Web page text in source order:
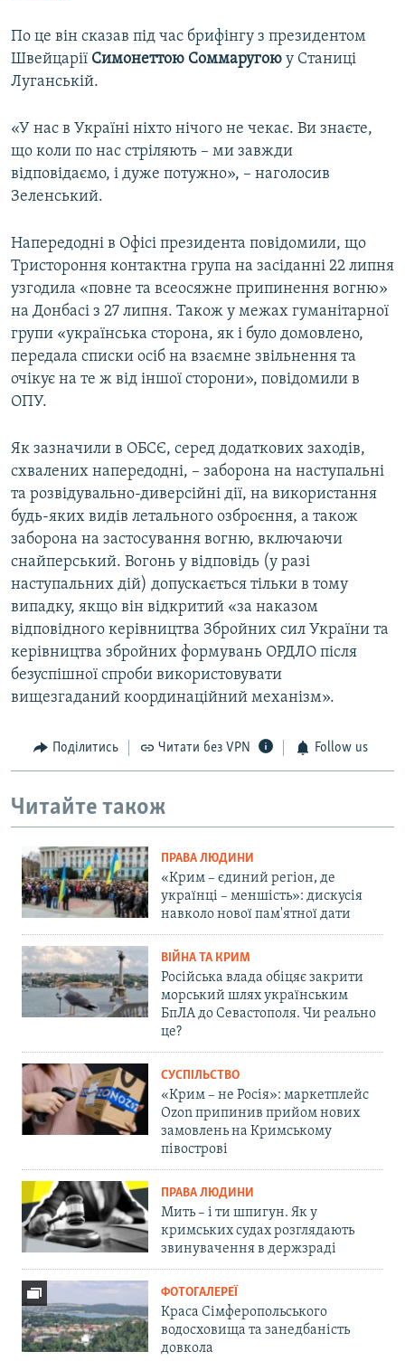
По це він сказав під час брифінгу з президентом
Швейцарії Симонеттою Соммаругою у Станиці
Луганській.
«У нас в Україні ніхто нічого не чекає. Ви знаєте,
що коли по нас стріляють – ми завжди
відповідаємо, і дуже потужно», – наголосив
Зеленський.
Напередодні в Офісі президента повідомили, що
Тристороння контактна група на засіданні 22 липня
узгодила «повне та всеосяжне припинення вогню»
на Донбасі з 27 липня. Також у межах гуманітарної
групи «українська сторона, як і було домовлено,
передала списки осіб на взаємне звільнення та
очікує на те ж від іншої сторони», повідомили в
ОПУ.
Як зазначили в ОБСЄ, серед додаткових заходів,
схвалених напередодні, – заборона на наступальні
та розвідувально-диверсійні дії, на використання
будь-яких видів летального озброєння, а також
заборона на застосування вогню, включаючи
снайперський. Вогонь у відповідь (у разі
наступальних дій) допускається тільки в тому
випадку, якщо він відкритий «за наказом
відповідного керівництва Збройних сил України та
керівництва збройних формувань ОРДЛО після
безуспішної спроби використовувати
вищезгаданий координаційний механізм».
Поділитись Читати без VPN Follow us
Читайте також
ПРАВА ЛЮДИНИ
«Крим – єдиний регіон, де
українці – меншість»: дискусія
навколо нової пам'ятної дати
ВІЙНА ТА КРИМ
Російська влада обіцяє закрити
морський шлях українським
БпЛА до Севастополя. Чи реально
це?
СУСПІЛЬСТВО
«Крим – не Росія»: маркетплейс
Ozon припинив прийом нових
замовлень на Кримському
півострові
ПРАВА ЛЮДИНИ
Мить – і ти шпигун. Як у
кримських судах розглядають
звинувачення в держзраді
ФОТОГАЛЕРЕЇ
Краса Сімферопольського
водосховища та занедбаність
довкола